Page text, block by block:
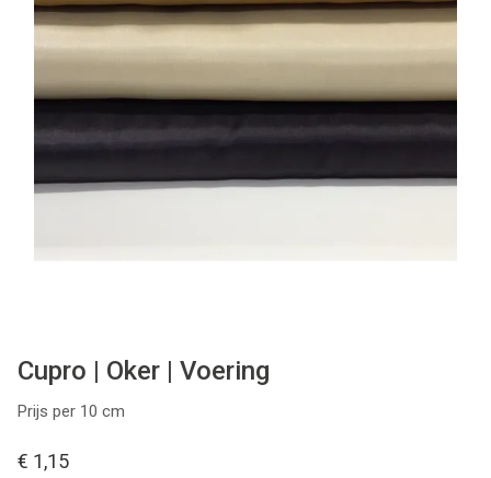
Tips & tricks
Cadeaubon
Cupro | Oker | Voering
Prijs per 10 cm
€ 1,15